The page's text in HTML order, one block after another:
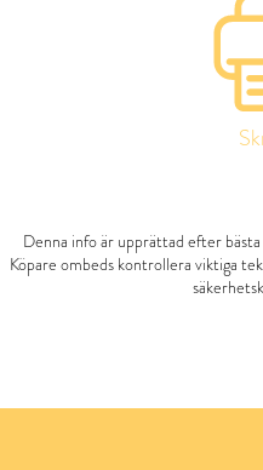
Denna info är upprättad efter
Köpare ombeds kontrollera viktiga